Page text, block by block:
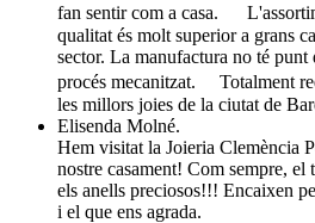
fan sentir com a casa.
qualitat és molt superior a grans
sector. La manufactura no té punt
procés mecanitzat. Totalment
les millors joies de la ciutat de
Elisenda Molné.
Hem visitat la Joieria Clemència
nostre casament! Com sempre, el
els anells preciosos!!! Encaixen
i el que ens agrada.